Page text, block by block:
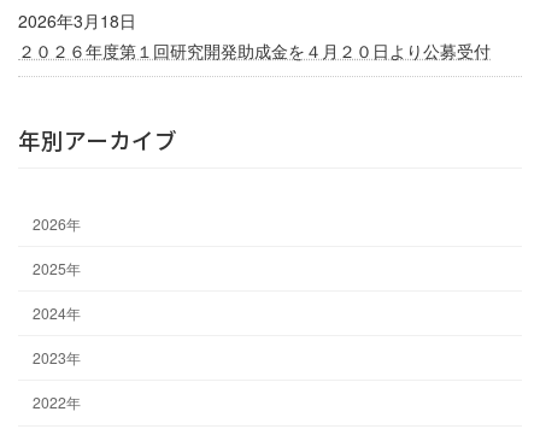
2026年3月18日
２０２６年度第１回研究開発助成金を４月２０日より公募受付
年別アーカイブ
2026年
2025年
2024年
2023年
2022年